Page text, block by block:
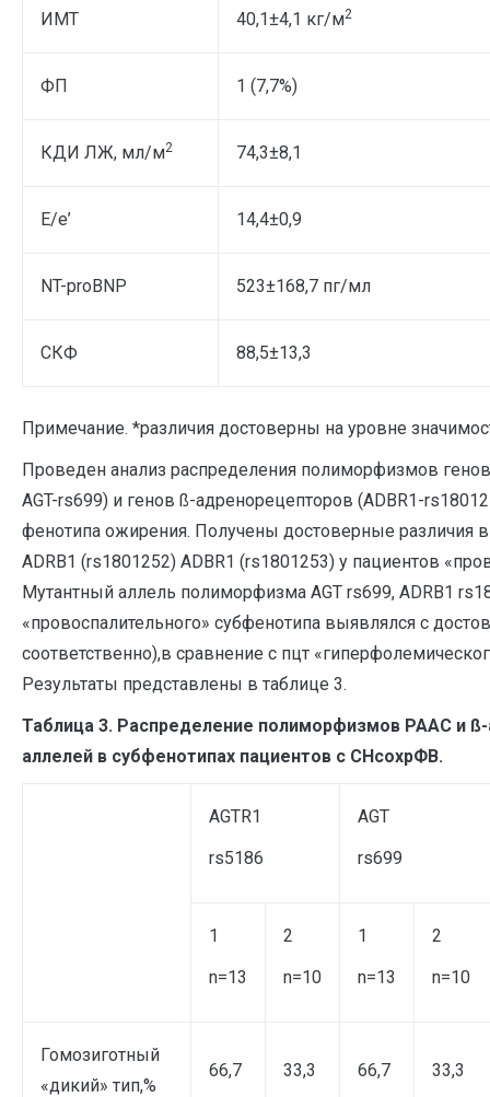
ИМТ 40,1±4,1 кг/м2
ФП 1 (7,7%)
КДИ ЛЖ, мл/м2 74,3±8,1
Е/е’ 14,4±0,9
NT-proBNP 523±168,7 пг/мл
СКФ 88,5±13,3
Примечание. *различия достоверны на уровне
Проведен анализ распределения полиморфизмов
AGT-rs699) и генов ß-адренорецепторов (ADBR1-
фенотипа ожирения. Получены достоверные различия в
ADRB1 (rs1801252) ADBR1 (rs1801253) у пациентов
Мутантный аллель полиморфизма AGT rs699, ADRB1
«провоспалительного» субфенотипа выявлялся с
соответственно),в сравнение с пцт
Результаты представлены в таблице 3.
Таблица 3. Распределение полиморфизмов РААС и
аллелей в субфенотипах пациентов с СНсохрФВ.
AGTR1
rs5186
AGT
rs699
1
n=13
2
n=10
1
n=13
2
n=10
Гомозиготный
«дикий» тип,%
66,7 33,3 66,7 33,3